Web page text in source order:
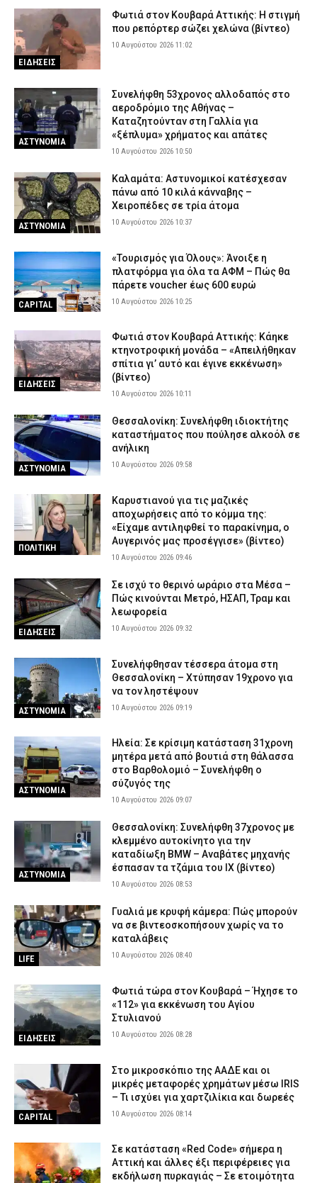
Πέθανε ο ηθοποιός Νίκος Καλογερόπουλος
ΕΙΔΗΣΕΙΣ 9 Αυγούστου 2026 20:12
Προήχθησαν έξι αξιωματικοί της ΕΛ.ΑΣ. στην Π.Ε. Κοζάνης – Οι
νέοι τους βαθμοί
ΣΩΜΑΤΑ ΑΣΦΑΛΕΙΑΣ 9 Αυγούστου 2026 20:00
ΕΙΔΗΣΕΙΣ
Φωτιά στον Κουβαρά Αττικής: Η στιγμή
που ρεπόρτερ σώζει χελώνα (βίντεο)
10 Αυγούστου 2026 11:02
ΑΣΤΥΝΟΜΙΑ
Συνελήφθη 53χρονος αλλοδαπός στο
αεροδρόμιο της Αθήνας –
Καταζητούνταν στη Γαλλία για
«ξέπλυμα» χρήματος και απάτες
10 Αυγούστου 2026 10:50
ΑΣΤΥΝΟΜΙΑ
Καλαμάτα: Αστυνομικοί κατέσχεσαν
πάνω από 10 κιλά κάνναβης –
Χειροπέδες σε τρία άτομα
10 Αυγούστου 2026 10:37
CAPITAL
«Τουρισμός για Όλους»: Άνοιξε η
πλατφόρμα για όλα τα ΑΦΜ – Πώς θα
πάρετε voucher έως 600 ευρώ
10 Αυγούστου 2026 10:25
ΕΙΔΗΣΕΙΣ
Φωτιά στον Κουβαρά Αττικής: Κάηκε
κτηνοτροφική μονάδα – «Απειλήθηκαν
σπίτια γι’ αυτό και έγινε εκκένωση»
(βίντεο)
10 Αυγούστου 2026 10:11
ΑΣΤΥΝΟΜΙΑ
Θεσσαλονίκη: Συνελήφθη ιδιοκτήτης
καταστήματος που πούλησε αλκοόλ σε
ανήλικη
10 Αυγούστου 2026 09:58
ΠΟΛΙΤΙΚΗ
Καρυστιανού για τις μαζικές
αποχωρήσεις από το κόμμα της:
«Είχαμε αντιληφθεί το παρακίνημα, ο
Αυγερινός μας προσέγγισε» (βίντεο)
10 Αυγούστου 2026 09:46
ΕΙΔΗΣΕΙΣ
Σε ισχύ το θερινό ωράριο στα Μέσα –
Πώς κινούνται Μετρό, ΗΣΑΠ, Τραμ και
λεωφορεία
10 Αυγούστου 2026 09:32
ΑΣΤΥΝΟΜΙΑ
Συνελήφθησαν τέσσερα άτομα στη
Θεσσαλονίκη – Χτύπησαν 19χρονο για
να τον ληστέψουν
10 Αυγούστου 2026 09:19
ΑΣΤΥΝΟΜΙΑ
Ηλεία: Σε κρίσιμη κατάσταση 31χρονη
μητέρα μετά από βουτιά στη θάλασσα
στο Βαρθολομιό – Συνελήφθη ο
σύζυγός της
10 Αυγούστου 2026 09:07
ΑΣΤΥΝΟΜΙΑ
Θεσσαλονίκη: Συνελήφθη 37χρονος με
κλεμμένο αυτοκίνητο για την
καταδίωξη BMW – Αναβάτες μηχανής
έσπασαν τα τζάμια του ΙΧ (βίντεο)
10 Αυγούστου 2026 08:53
LIFE
Γυαλιά με κρυφή κάμερα: Πώς μπορούν
να σε βιντεοσκοπήσουν χωρίς να το
καταλάβεις
10 Αυγούστου 2026 08:40
ΕΙΔΗΣΕΙΣ
Φωτιά τώρα στον Κουβαρά – Ήχησε το
«112» για εκκένωση του Αγίου
Στυλιανού
10 Αυγούστου 2026 08:28
CAPITAL
Στο μικροσκόπιο της ΑΑΔΕ και οι
μικρές μεταφορές χρημάτων μέσω IRIS
– Τι ισχύει για χαρτζιλίκια και δωρεές
10 Αυγούστου 2026 08:14
Σε κατάσταση «Red Code» σήμερα η
Αττική και άλλες έξι περιφέρειες για
εκδήλωση πυρκαγιάς – Σε ετοιμότητα